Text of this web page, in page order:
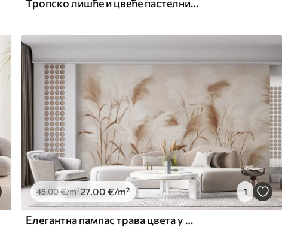
Тропско лишће и цвеће пастелних боја, са светло зеленим, кремастим и суптилним ружичастим
45.00€/m²27.00 €/m² 1
Елегантна пампас трава цвета у меким беж и млечним тоновима